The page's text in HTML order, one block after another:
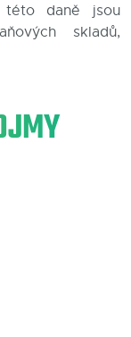
této daně jsou
skladů,